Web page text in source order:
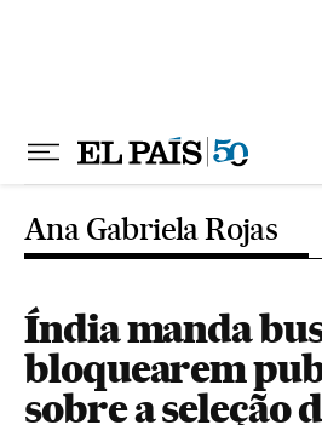
Ana Gabriela Rojas
Índia manda
bloquearem
sobre a seleção